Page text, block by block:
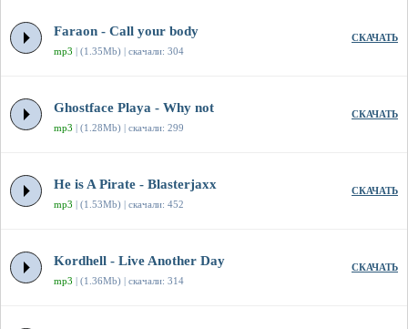
Faraon - Call your body
mp3 | (1.35Mb) | скачали: 304
СКАЧАТЬ
Ghostface Playa - Why not
mp3 | (1.28Mb) | скачали: 299
СКАЧАТЬ
He is A Pirate - Blasterjaxx
mp3 | (1.53Mb) | скачали: 452
СКАЧАТЬ
Kordhell - Live Another Day
mp3 | (1.36Mb) | скачали: 314
СКАЧАТЬ